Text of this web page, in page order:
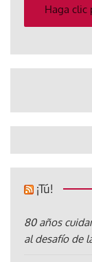
electrónico
Haga clic
¡Tú!
80 años
al desafío de